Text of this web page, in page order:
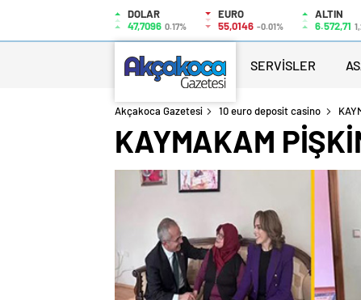
DOLAR
47,7096 0.17%
EURO
55,0146 -0.01%
ALTIN
6.572,71
SERVİSLER
Akçakoca Gazetesi 10 euro deposit casino
KAYMAKAM